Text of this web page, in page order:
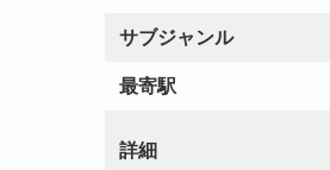
サブジャンル
最寄駅
詳細